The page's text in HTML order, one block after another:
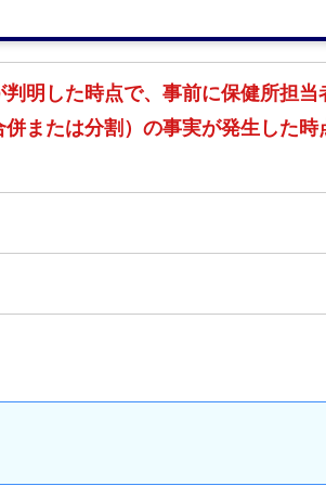
明した時点で、事前に保健所担当
または分割）の事実が発生した